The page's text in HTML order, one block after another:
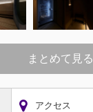
まとめて見る
アクセス